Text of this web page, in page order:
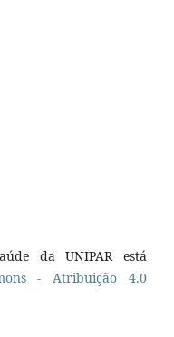
da UNIPAR está
- Atribuição 4.0